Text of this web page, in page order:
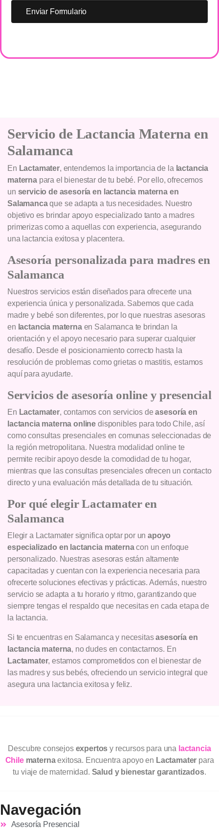
Enviar Formulario
Servicio de Lactancia Materna en
Salamanca
En Lactamater, entendemos la importancia de la lactancia
maternapara el bienestar de tu bebé. Por ello, ofrecemos
un servicio de asesoría en lactancia materna en
Salamancaque se adapta a tus necesidades. Nuestro
objetivo es brindar apoyo especializado tanto a madres
primerizas como a aquellas con experiencia, asegurando
una lactancia exitosa y placentera.
Asesoría personalizada para madres en
Salamanca
Nuestros servicios están diseñados para ofrecerte una
experiencia única y personalizada. Sabemos que cada
madre y bebé son diferentes, por lo que nuestras asesoras
en lactancia maternaen Salamanca te brindan la
orientación y el apoyo necesario para superar cualquier
desafío. Desde el posicionamiento correcto hasta la
resolución de problemas como grietas o mastitis, estamos
aquí para ayudarte.
Servicios de asesoría online y presencial
En Lactamater, contamos con servicios deasesoría en
lactancia materna online disponibles para todo Chile, así
como consultas presenciales en comunas seleccionadas de
la región metropolitana. Nuestra modalidad online te
permite recibir apoyo desde la comodidad de tu hogar,
mientras que las consultas presenciales ofrecen un contacto
directo y una evaluación más detallada de tu situación.
Por qué elegir Lactamater en
Salamanca
Elegir a Lactamater significa optar por unapoyo
especializado en lactancia maternacon un enfoque
personalizado. Nuestras asesoras están altamente
capacitadas y cuentan con la experiencia necesaria para
ofrecerte soluciones efectivas y prácticas. Además, nuestro
servicio se adapta a tu horario y ritmo, garantizando que
siempre tengas el respaldo que necesitas en cada etapa de
la lactancia.
Si te encuentras en Salamanca y necesitasasesoría en
lactancia materna, no dudes en contactarnos. En
Lactamater, estamos comprometidos con el bienestar de
las madres y sus bebés, ofreciendo un servicio integral que
asegura una lactancia exitosa y feliz.
Descubre consejos expertos y recursos para una lactancia
Chilematernaexitosa. Encuentra apoyo en Lactamater para
tu viaje de maternidad. Salud y bienestar garantizados.
Navegación
Asesoría Presencial